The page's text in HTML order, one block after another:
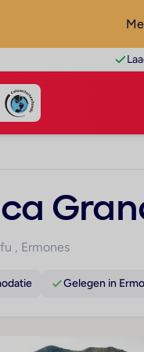
, Ermones
Gelegen in